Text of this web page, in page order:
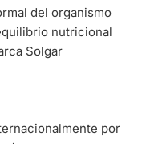
del organismo
nutricional
Solgar
por